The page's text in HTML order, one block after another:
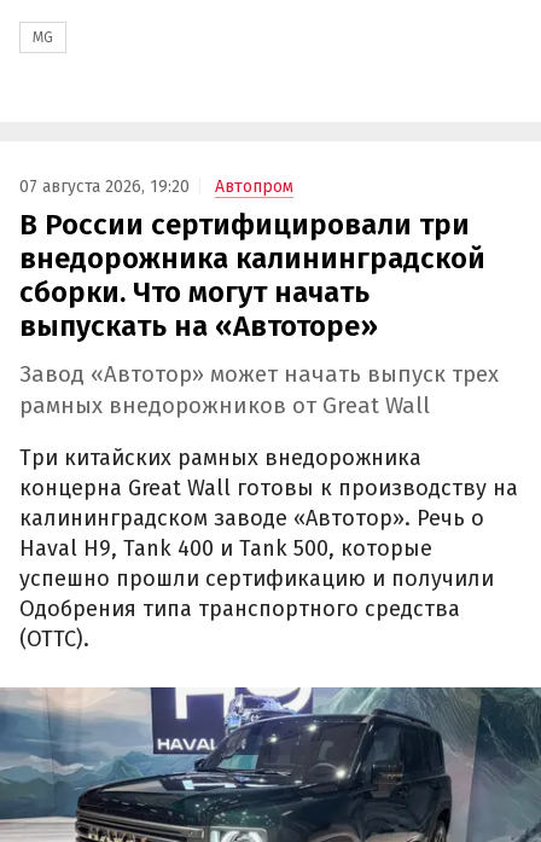
MG
07 августа 2026, 19:20 Автопром
В России сертифицировали три
внедорожника калининградской
сборки. Что могут начать
выпускать на «Автоторе»
Завод «Автотор» может начать выпуск трех
рамных внедорожников от Great Wall
Три китайских рамных внедорожника
концерна Great Wall готовы к производству на
калининградском заводе «Автотор». Речь о
Haval H9, Tank 400 и Tank 500, которые
успешно прошли сертификацию и получили
Одобрения типа транспортного средства
(ОТТС).